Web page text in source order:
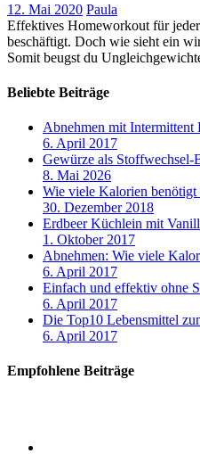
12. Mai 2020 Paula
Effektives Homeworkout für
beschäftigt. Doch wie sieht ein
Somit beugst du
Beliebte Beiträge
Abnehmen mit Intermittent
6. April 2017
Gewürze als Stoffwechsel-
8. Mai 2026
Wie viele Kalorien benötigt
30. Dezember 2018
Erdbeer Küchlein mit
1. Oktober 2017
Abnehmen: Wie viele
6. April 2017
Einfach und effektiv ohne
6. April 2017
Die Top10 Lebensmittel
6. April 2017
Empfohlene Beiträge